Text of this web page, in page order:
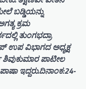
ಬಡ್ಡಿಯನ್ನು
ಕ್ರಮ
ತುಂಗಭದ್ರಾ
ಉಪ ವಿಭಾಗದ ಅಧ್ಯಕ್ಷ
ಪಾಟೀಲ
ಇದ್ದರು.ದಿನಾಂಕ:24-